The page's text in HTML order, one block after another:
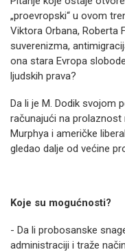
„proevropski“ u ovom
Viktora Orbana, Roberta
suverenizma,
ona stara Evropa
ljudskih prava?
Da li je M. Dodik svojom
računajući na
Murphya i američke
gledao dalje od većine
Koje su mogućnosti?
- Da li probosanske
administraciji i traže